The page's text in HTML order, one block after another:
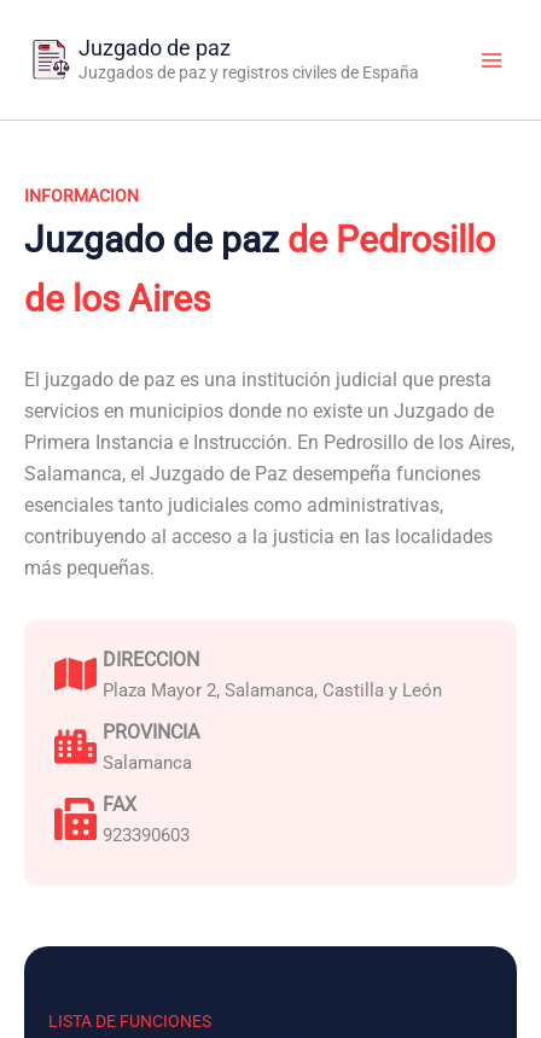
contenido
Juzgado de paz
Juzgados de paz y registros civiles de España
INFORMACION
Juzgado de paz de Pedrosillo
de los Aires
El juzgado de paz es una institución judicial que presta
servicios en municipios donde no existe un Juzgado de
Primera Instancia e Instrucción. En Pedrosillo de los Aires,
Salamanca, el Juzgado de Paz desempeña funciones
esenciales tanto judiciales como administrativas,
contribuyendo al acceso a la justicia en las localidades
más pequeñas.
DIRECCION
Plaza Mayor 2, Salamanca, Castilla y León
PROVINCIA
Salamanca
FAX
923390603
LISTA DE FUNCIONES